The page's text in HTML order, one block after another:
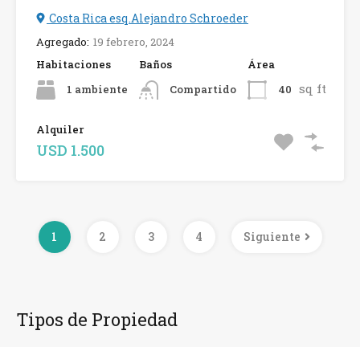
Costa Rica esq.Alejandro Schroeder
Agregado: 19 febrero, 2024
Habitaciones
1 ambiente
Baños
Compartido
Área
40 sq ft
Alquiler
USD 1.500
1 2 3 4 Siguiente
Tipos de Propiedad